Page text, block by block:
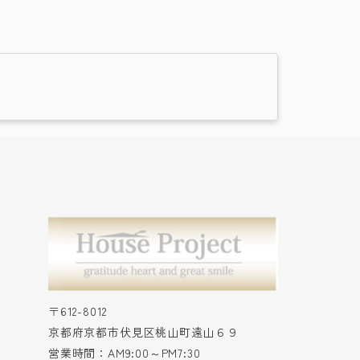
〒612-8012
京都府京都市伏見区桃山町遠山６９
営業時間：AM9:00～PM7:30